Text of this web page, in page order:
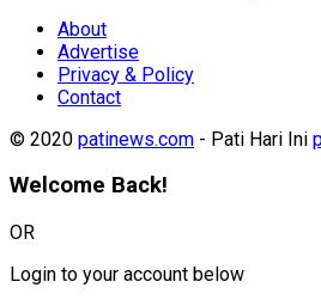
About
Advertise
Privacy & Policy
Contact
© 2020 patinews.com - Pati Hari Ini
Welcome Back!
OR
Login to your account below